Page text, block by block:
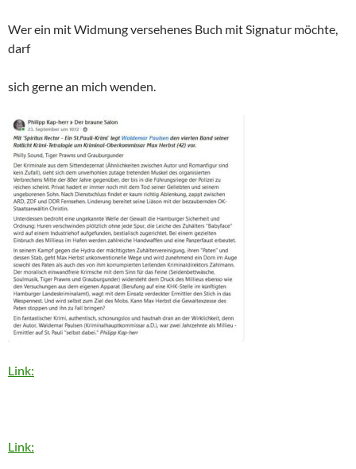
Wer ein mit Widmung versehenes Buch mit Signatur möchte,
darf
sich gerne an mich wenden.
Link:
Link: